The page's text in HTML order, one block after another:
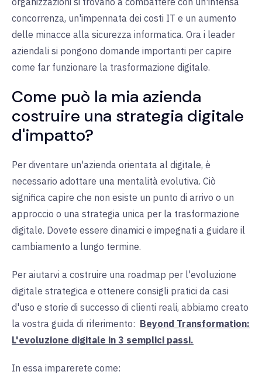
concorrenza, un'impennata dei costi IT e un aumento
delle minacce alla sicurezza informatica. Ora i leader
aziendali si pongono domande importanti per capire
come far funzionare la trasformazione digitale.
Come può la mia azienda
costruire una strategia digitale
d'impatto?
Per diventare un'azienda orientata al digitale, è
necessario adottare una mentalità evolutiva. Ciò
significa capire che non esiste un punto di arrivo o un
approccio o una strategia unica per la trasformazione
digitale. Dovete essere dinamici e impegnati a guidare il
cambiamento a lungo termine.
Per aiutarvi a costruire una roadmap per l'evoluzione
digitale strategica e ottenere consigli pratici da casi
d'uso e storie di successo di clienti reali, abbiamo creato
la vostra guida di riferimento: Beyond Transformation:
L'evoluzione digitale in 3 semplici passi.
In essa imparerete come: